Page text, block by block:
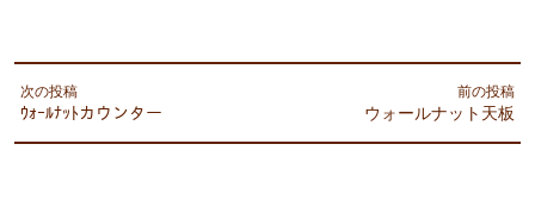
前の投稿
ウォールナット天板
次の投稿
ｳｫｰﾙﾅｯﾄカウンター